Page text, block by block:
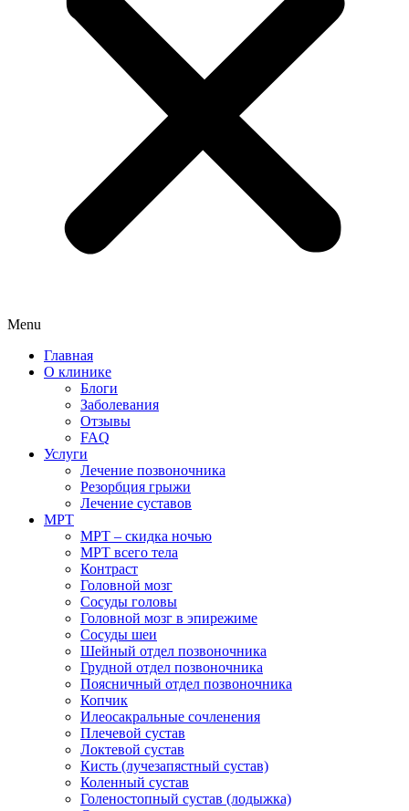
Menu
Главная
О клинике
Блоги
Заболевания
Отзывы
FAQ
Услуги
Лечение позвоночника
Резорбция грыжи
Лечение суставов
МРТ
МРТ – скидка ночью
МРТ всего тела
Контраст
Головной мозг
Сосуды головы
Головной мозг в эпирежиме
Сосуды шеи
Шейный отдел позвоночника
Грудной отдел позвоночника
Поясничный отдел позвоночника
Копчик
Илеосакральные сочленения
Плечевой сустав
Локтевой сустав
Кисть (лучезапястный сустав)
Коленный сустав
Голеностопный сустав (лодыжка)